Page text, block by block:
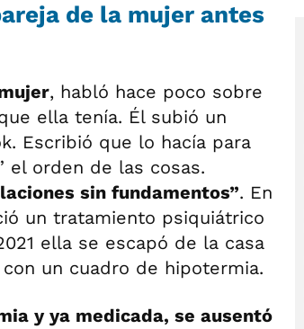
de la mujer antes
, habló hace poco sobre
ella tenía. Él subió un
Escribió que lo hacía para
el orden de las cosas.
sin fundamentos”. En
un tratamiento psiquiátrico
ella se escapó de la casa
un cuadro de hipotermia.
y ya medicada, se ausentó